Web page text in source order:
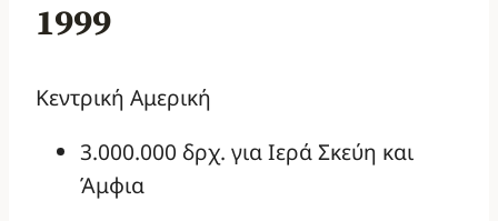
1999
Κεντρική Αμερική
3.000.000 δρχ. για Ιερά Σκεύη και
Άμφια